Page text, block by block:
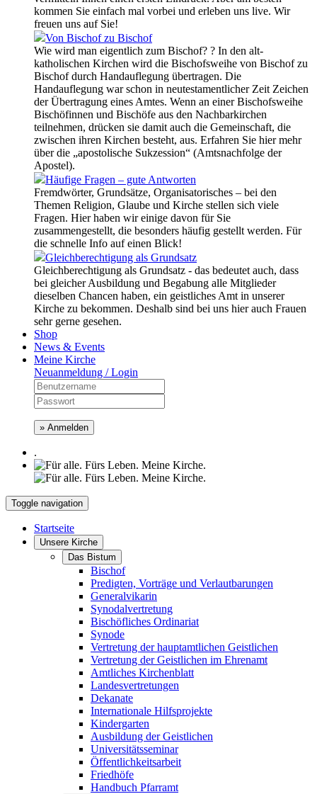
kommen Sie einfach mal vorbei und erleben uns live. Wir
freuen uns auf Sie!
Von Bischof zu Bischof
Wie wird man eigentlich zum Bischof? ? In den alt-
katholischen Kirchen wird die Bischofsweihe von Bischof zu
Bischof durch Handauflegung übertragen. Die
Handauflegung war schon in neutestamentlicher Zeit Zeichen
der Übertragung eines Amtes. Wenn an einer Bischofsweihe
Bischöfinnen und Bischöfe aus den Nachbarkirchen
teilnehmen, drücken sie damit auch die Gemeinschaft, die
zwischen ihren Kirchen besteht, aus. Erfahren Sie hier mehr
über die „apostolische Sukzession“ (Amtsnachfolge der
Apostel).
Häufige Fragen – gute Antworten
Fremdwörter, Grundsätze, Organisatorisches – bei den
Themen Religion, Glaube und Kirche stellen sich viele
Fragen. Hier haben wir einige davon für Sie
zusammengestellt, die besonders häufig gestellt werden. Für
die schnelle Info auf einen Blick!
Gleichberechtigung als Grundsatz
Gleichberechtigung als Grundsatz - das bedeutet auch, dass
bei gleicher Ausbildung und Begabung alle Mitglieder
dieselben Chancen haben, ein geistliches Amt in unserer
Kirche zu bekommen. Deshalb sind bei uns hier auch Frauen
sehr gerne gesehen.
Shop
News & Events
Meine Kirche
Neuanmeldung / Login
» Anmelden
.
Toggle navigation
Startseite
Unsere Kirche
Das Bistum
Bischof
Predigten, Vorträge und Verlautbarungen
Generalvikarin
Synodalvertretung
Bischöfliches Ordinariat
Synode
Vertretung der hauptamtlichen Geistlichen
Vertretung der Geistlichen im Ehrenamt
Amtliches Kirchenblatt
Landesvertretungen
Dekanate
Internationale Hilfsprojekte
Kindergarten
Ausbildung der Geistlichen
Universitätsseminar
Öffentlichkeitsarbeit
Friedhöfe
Handbuch Pfarramt